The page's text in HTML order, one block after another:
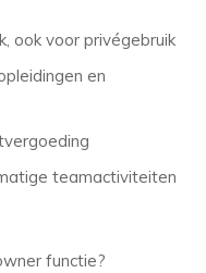
ook voor privégebruik
en
teamactiviteiten
functie?